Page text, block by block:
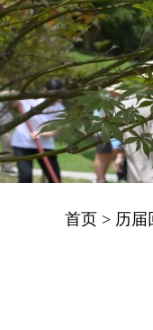
首页 > 历届